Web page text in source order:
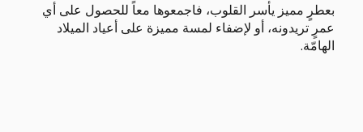
بعطرٍ مميز يأسر القلوب، فاجمعوها معاً للحصول على أي
عمرٍ تريدونه، أو لإضفاء لمسة مميزة على أعياد الميلاد
الهامّة.